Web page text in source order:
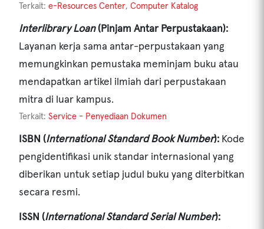
Terkait: e-Resources Center, Computer Katalog
Interlibrary Loan(Pinjam Antar Perpustakaan):
Layanan kerja sama antar-perpustakaan yang
memungkinkan pemustaka meminjam buku atau
mendapatkan artikel ilmiah dari perpustakaan
mitra di luar kampus.
Terkait: Service - Penyediaan Dokumen
ISBN (International Standard Book Number): Kode
pengidentifikasi unik standar internasional yang
diberikan untuk setiap judul buku yang diterbitkan
secara resmi.
ISSN (International Standard Serial Number):